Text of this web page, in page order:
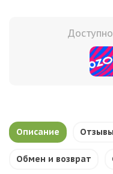
Описание Отзывы
Обмен и возврат